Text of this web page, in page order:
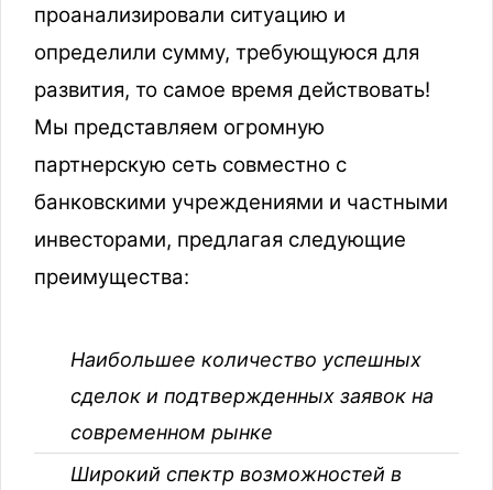
проанализировали ситуацию и
определили сумму, требующуюся для
развития, то самое время действовать!
Мы представляем огромную
партнерскую сеть совместно с
банковскими учреждениями и частными
инвесторами, предлагая следующие
преимущества:
Наибольшее количество успешных
сделок и подтвержденных заявок на
современном рынке
Широкий спектр возможностей в